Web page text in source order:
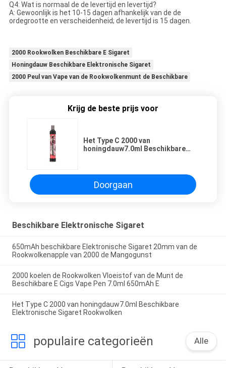
Q4: Wat is normaal de de levertijd en levertijd?
A: Gewoonlijk is het 10-15 dagen afhankelijk van de de
ordegrootte en verscheidenheid; de levertijd is 15 dagen.
2000 Rookwolken Beschikbare E Sigaret
Honingdauw Beschikbare Elektronische Sigaret
2000 Peul van Vape van de Rookwolkenmunt de Beschikbare
Krijg de beste prijs voor
Het Type C 2000 van
honingdauw7.0ml Beschikbare
Doorgaan
Beschikbare Elektronische Sigaret
650mAh beschikbare Elektronische Sigaret 20mm van de
Rookwolkenapple van 2000 de Mangogunst
2000 koelen de Rookwolken Vloeistof van de Munt de
Beschikbare E Cigs Vape Pen 7.0ml 650mAh E
Het Type C 2000 van honingdauw7.0ml Beschikbare
Elektronische Sigaret Rookwolken
populaire categorieën Alle